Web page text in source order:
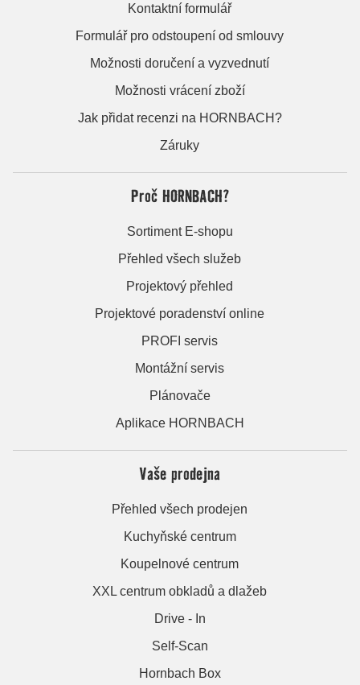
Kontaktní formulář
Formulář pro odstoupení od smlouvy
Možnosti doručení a vyzvednutí
Možnosti vrácení zboží
Jak přidat recenzi na HORNBACH?
Záruky
Proč HORNBACH?
Sortiment E-shopu
Přehled všech služeb
Projektový přehled
Projektové poradenství online
PROFI servis
Montážní servis
Plánovače
Aplikace HORNBACH
Vaše prodejna
Přehled všech prodejen
Kuchyňské centrum
Koupelnové centrum
XXL centrum obkladů a dlažeb
Drive - In
Self-Scan
Hornbach Box